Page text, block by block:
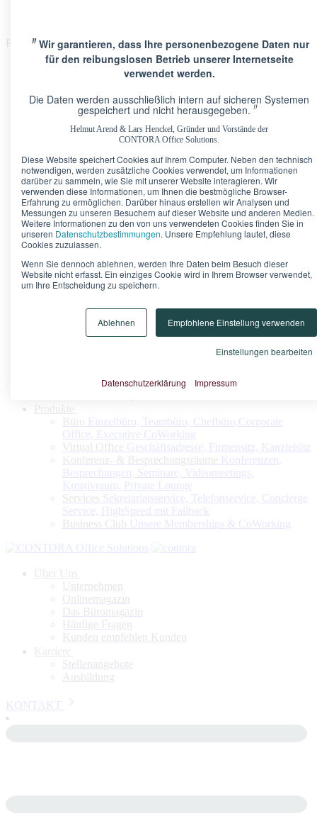
〃Wir garantieren, dass Ihre personenbezogene Daten nur
für den reibungslosen Betrieb unserer Internetseite
verwendet werden.
Die Daten werden ausschließlich intern auf sicheren Systemen
gespeichert und nicht herausgegeben.〃
Helmut Arend & Lars Henckel, Gründer und Vorstände der
CONTORA Office Solutions.
Diese Website speichert Cookies auf Ihrem Computer. Neben den technisch
notwendigen, werden zusätzliche Cookies verwendet, um Informationen
darüber zu sammeln, wie Sie mit unserer Website interagieren. Wir
verwenden diese Informationen, um Ihnen die bestmögliche Browser-
Erfahrung zu ermöglichen. Darüber hinaus erstellen wir Analysen und
Messungen zu unseren Besuchern auf dieser Website und anderen Medien.
Weitere Informationen zu den von uns verwendeten Cookies finden Sie in
unseren Datenschutzbestimmungen. Unsere Empfehlung lautet, diese
Cookies zuzulassen.
Wenn Sie dennoch ablehnen, werden Ihre Daten beim Besuch dieser
Website nicht erfasst. Ein einziges Cookie wird in Ihrem Browser verwendet,
um Ihre Entscheidung zu speichern.
Einstellungen bearbeiten
Empfohlene Einstellung verwenden
Ablehnen
Datenschutzerklärung Impressum
Please Update Your browser
Berlin · Upper West Kurfürstendamm 11
Düsseldorf · Kö-Quartier Breite Straße 22
Frankfurt · Marienturm Taunusanlage 9-10
Frankfurt · TaunusTurm Taunustor 1
Frankfurt · Winx Tower Neue Mainzer Straße 6-10
Hamburg · Alter WallAlter Wall 32
München · Palais an der Oper Maximilianstraße 2
Stuttgart · KronprinzenpalaisKönigstraße 38
BürokonfiguratorUnser Tipp
Konfigurieren Sie nach Ihrem Bedarf Ihr Virtuelles Büro oder
Produkte
Büro Einzelbüro, Teambüro, Chefbüro,Corporate
Office, Executive CoWorking
Virtual Office Geschäftsadresse, Firmensitz, Kanzleisitz
Konferenz- & Besprechungsräume Konferenzen,
Besprechungen, Seminare, Videomeetings,
Kreativraum, Private Lounge
Services Sekretariatsservice, Telefonservice, Concierge
Service, HighSpeed mit Fallback
Business Club Unsere Memberships & CoWorking
Unternehmen
Onlinemagazin
Das Büromagazin
Häufige Fragen
Kunden empfehlen Kunden
Stellenangebote
Ausbildung
KONTAKT